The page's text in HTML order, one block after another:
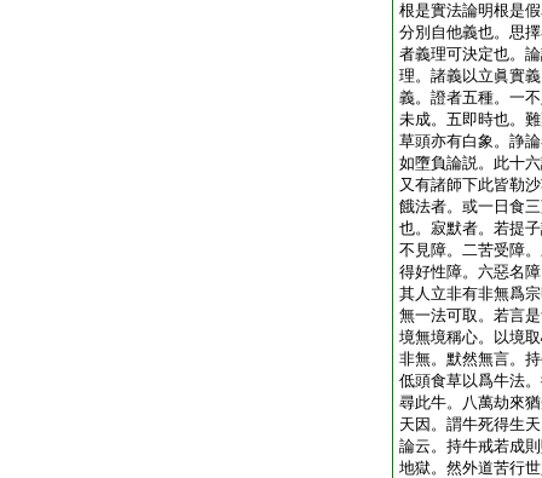
根是實法論明根是
分別自他義也。思
者義理可決定也。
理。諸義以立眞實
義。證者五種。一
未成。五即時也。
草頭亦有白象。諍
如墮負論説。此十
又有諸師下此皆勒
餓法者。或一日食
也。寂默者。若提
不見障。二苦受障
得好性障。六惡名
其人立非有非無爲
無一法可取。若言
境無境稱心。以境
非無。默然無言。
低頭食草以爲牛法
尋此牛。八萬劫來
天因。謂牛死得生
論云。持牛戒若成
地獄。然外道苦行